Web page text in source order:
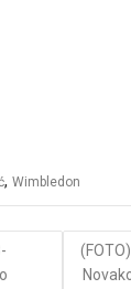
,Wimbledon